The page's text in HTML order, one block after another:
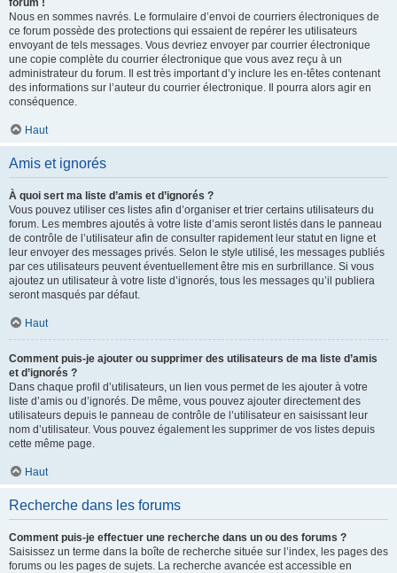
forum !
Nous en sommes navrés. Le formulaire d’envoi de courriers électroniques de
ce forum possède des protections qui essaient de repérer les utilisateurs
envoyant de tels messages. Vous devriez envoyer par courrier électronique
une copie complète du courrier électronique que vous avez reçu à un
administrateur du forum. Il est très important d’y inclure les en-têtes contenant
des informations sur l’auteur du courrier électronique. Il pourra alors agir en
conséquence.
Haut
Amis et ignorés
À quoi sert ma liste d’amis et d’ignorés ?
Vous pouvez utiliser ces listes afin d’organiser et trier certains utilisateurs du
forum. Les membres ajoutés à votre liste d’amis seront listés dans le panneau
de contrôle de l’utilisateur afin de consulter rapidement leur statut en ligne et
leur envoyer des messages privés. Selon le style utilisé, les messages publiés
par ces utilisateurs peuvent éventuellement être mis en surbrillance. Si vous
ajoutez un utilisateur à votre liste d’ignorés, tous les messages qu’il publiera
seront masqués par défaut.
Haut
Comment puis-je ajouter ou supprimer des utilisateurs de ma liste d’amis
et d’ignorés ?
Dans chaque profil d’utilisateurs, un lien vous permet de les ajouter à votre
liste d’amis ou d’ignorés. De même, vous pouvez ajouter directement des
utilisateurs depuis le panneau de contrôle de l’utilisateur en saisissant leur
nom d’utilisateur. Vous pouvez également les supprimer de vos listes depuis
cette même page.
Haut
Recherche dans les forums
Comment puis-je effectuer une recherche dans un ou des forums ?
Saisissez un terme dans la boîte de recherche située sur l’index, les pages des
forums ou les pages de sujets. La recherche avancée est accessible en